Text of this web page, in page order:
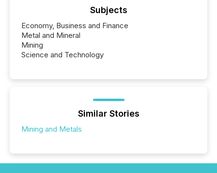
Subjects
Economy, Business and Finance
Metal and Mineral
Mining
Science and Technology
Similar Stories
Mining and Metals